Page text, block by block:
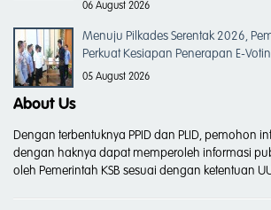
06 August 2026
Menuju Pilkades Serentak 2026,
Perkuat Kesiapan Penerapan E-
05 August 2026
About Us
Dengan terbentuknya PPID dan PLID, pemohon
dengan haknya dapat memperoleh informasi
oleh Pemerintah KSB sesuai dengan ketentuan